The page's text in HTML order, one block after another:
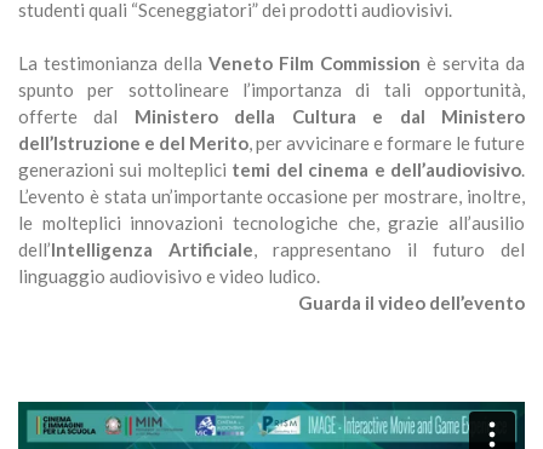
studenti quali “Sceneggiatori” dei prodotti audiovisivi.
La testimonianza della Veneto Film Commission è servita da
spunto per sottolineare l’importanza di tali opportunità,
offerte dal Ministero della Cultura e dal Ministero
dell’Istruzione e del Merito, per avvicinare e formare le future
generazioni sui molteplici temi del cinema e dell’audiovisivo.
L’evento è stata un’importante occasione per mostrare, inoltre,
le molteplici innovazioni tecnologiche che, grazie all’ausilio
dell’Intelligenza Artificiale, rappresentano il futuro del
linguaggio audiovisivo e video ludico.
Guarda il video dell’evento